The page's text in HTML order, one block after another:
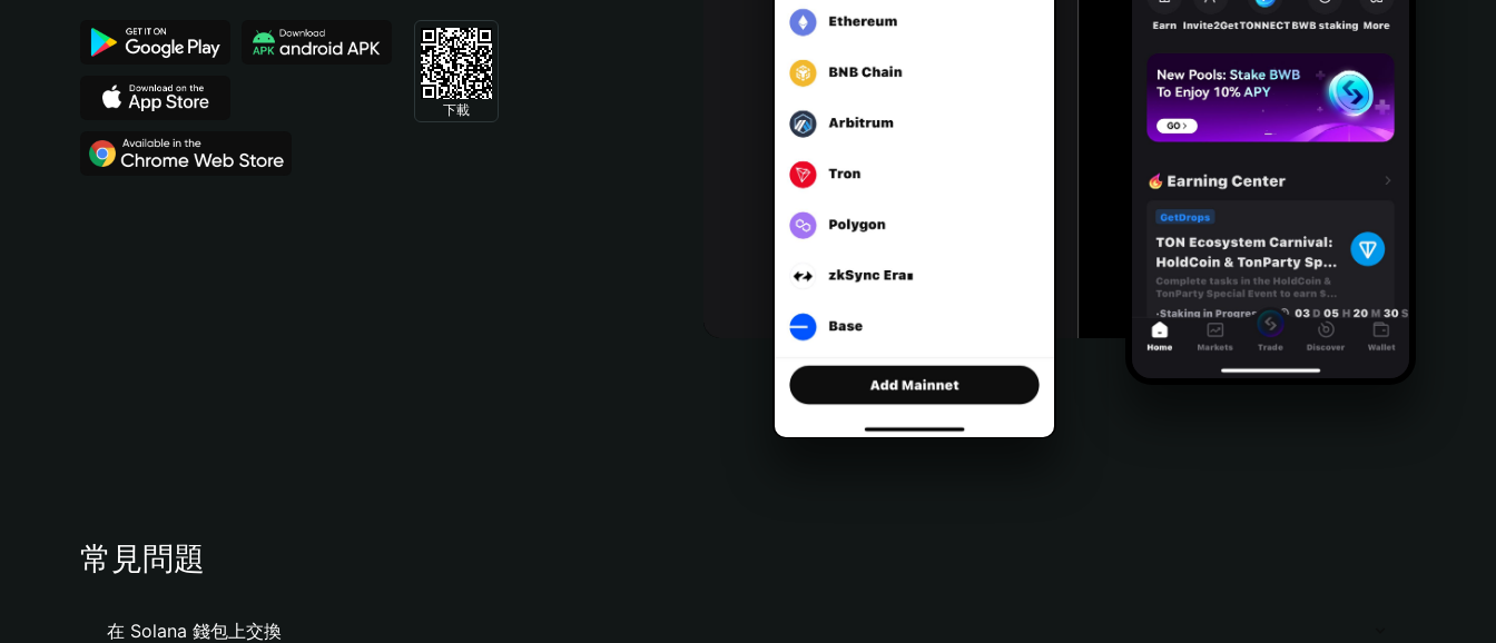
Español (Argentina)
下載
常見問題
在 Solana 錢包上交換